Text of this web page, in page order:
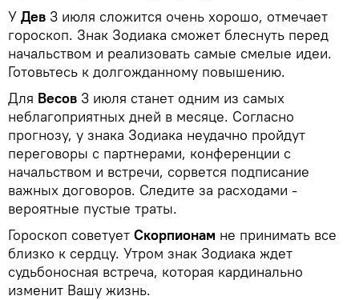
У Дев 3 июля сложится очень хорошо, отмечает
гороскоп. Знак Зодиака сможет блеснуть перед
начальством и реализовать самые смелые идеи.
Готовьтесь к долгожданному повышению.
Для Весов 3 июля станет одним из самых
неблагоприятных дней в месяце. Согласно
прогнозу, у знака Зодиака неудачно пройдут
переговоры с партнерами, конференции с
начальством и встречи, сорвется подписание
важных договоров. Следите за расходами -
вероятные пустые траты.
Гороскоп советует Скорпионам не принимать все
близко к сердцу. Утром знак Зодиака ждет
судьбоносная встреча, которая кардинально
изменит Вашу жизнь.